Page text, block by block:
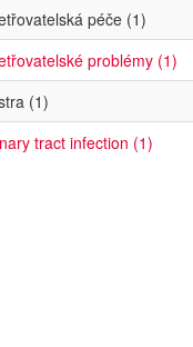
péče (1)
problémy (1)
(1)
tract infection (1)